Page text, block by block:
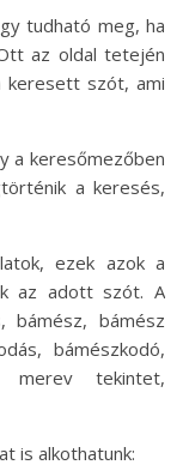
tudható meg, ha
az oldal tetején
keresett szót, ami
a keresőmezőben
a keresés,
ezek azok a
az adott szót. A
bámész, bámész
bámészkodó,
merev tekintet,
is alkothatunk: